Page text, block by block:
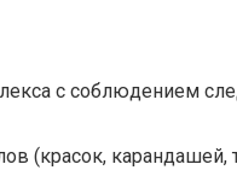
с соблюдением
(красок, карандашей,